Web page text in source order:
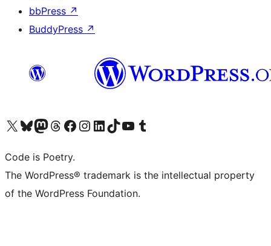
bbPress ↗
BuddyPress ↗
Visita il nostro account X (ex Twitter)
Visita il nostro account Bluesky
Visita il nostro account Mastodon
Visita il nostro account Threads
Visita la nostra pagina Facebook
Visita il nostro account Instagram
Visita il nostro account LinkedIn
Visita il nostro account TikTok
Visita il nostro canale YouTube
Visita il nostro account Tumblr
Code is Poetry.
The WordPress® trademark is the intellectual property
of the WordPress Foundation.